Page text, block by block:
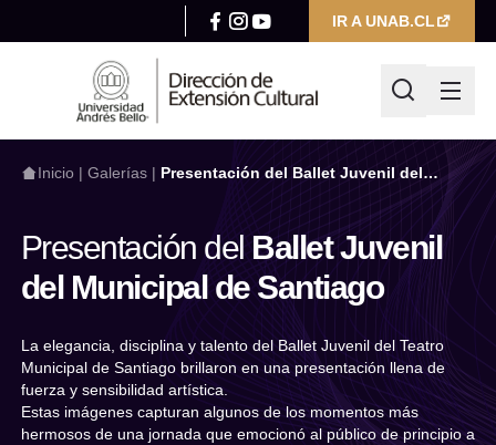
IR A UNAB.CL
¿Qué estás buscando hoy?
Escribir búsqueda
Filtrar por
Categoría
Inicio | Galerías | Presentación del Ballet Juvenil del
Municipal de Santiago
Presentación del Ballet Juvenil
del Municipal de Santiago
La elegancia, disciplina y talento del Ballet Juvenil del Teatro
Municipal de Santiago brillaron en una presentación llena de
fuerza y sensibilidad artística.
Estas imágenes capturan algunos de los momentos más
hermosos de una jornada que emocionó al público de principio a